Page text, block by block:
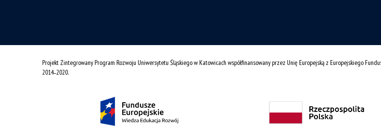
Projekt Zintegrowany Program Rozwoju Uniwersytetu Śląskiego w Katowicach współfinansowany przez Unię Europejską z Europejskiego
2014˗2020.